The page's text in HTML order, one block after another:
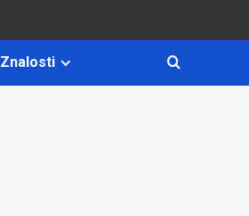
Znalosti